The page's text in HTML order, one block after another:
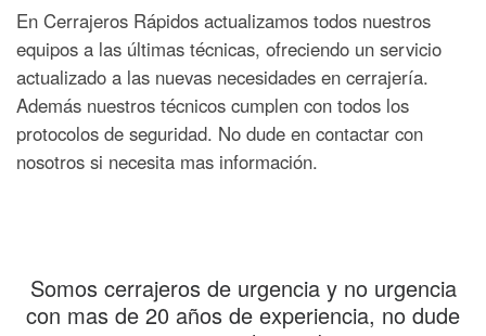
En Cerrajeros Rápidos actualizamos todos nuestros
equipos a las últimas técnicas, ofreciendo un servicio
actualizado a las nuevas necesidades en cerrajería.
Además nuestros técnicos cumplen con todos los
protocolos de seguridad. No dude en contactar con
nosotros si necesita mas información.
Somos cerrajeros de urgencia y no urgencia
con mas de 20 años de experiencia, no dude